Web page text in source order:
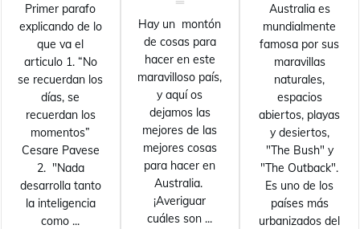
Primer parafo
explicando de lo
que va el
articulo 1. “No
se recuerdan los
días, se
recuerdan los
momentos”
Cesare Pavese
2. "Nada
desarrolla tanto
la inteligencia
como ...
Hay un montón
de cosas para
hacer en este
maravilloso país,
y aquí os
dejamos las
mejores de las
mejores cosas
para hacer en
Australia.
¡Averiguar
cuáles son ...
Australia es
mundialmente
famosa por sus
maravillas
naturales,
espacios
abiertos, playas
y desiertos,
"The Bush" y
"The Outback".
Es uno de los
países más
urbanizados del